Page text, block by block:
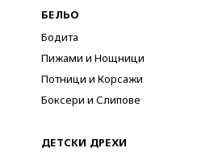
БЕЛЬО
Бодита
Пижами и Нощници
Потници и Корсажи
Боксери и Слипове
ДЕТСКИ ДРЕХИ